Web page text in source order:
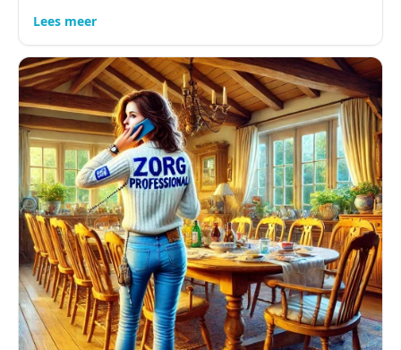
Lees meer